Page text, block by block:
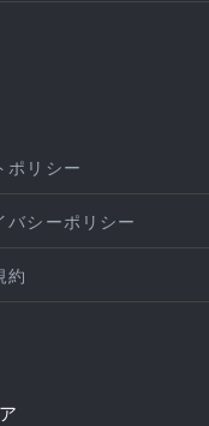
ポリシー
バシーポリシー
約